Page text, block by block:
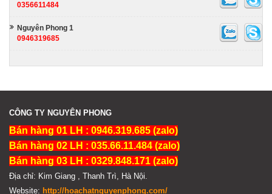
0356611484
Nguyên Phong 1
0946319685
CÔNG TY NGUYÊN PHONG
Bán hàng 01 LH : 0946.319.685 (zalo)
Bán hàng 02 LH : 035.66.11.484 (zalo)
Bán hàng 03 LH : 0329.848.171 (zalo)
Địa chỉ: Kim Giang , Thanh Trì, Hà Nội.
Website: http://hoachatnguyenphong.com/